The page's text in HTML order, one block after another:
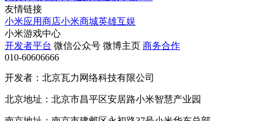
友情链接
小米应用商店小米商城英雄互娱
小米游戏中心
开发者平台 微信公众号 微博主页 商务合作
010-60606666
开发者：北京瓦力网络科技有限公司
北京地址：北京市昌平区安居路小米智慧产业园